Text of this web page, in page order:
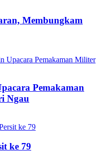
Membungkam
Pemakaman
Ngau
ke 79